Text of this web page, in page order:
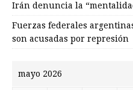
Irán denuncia la
Fuerzas federales
son acusadas por represión
mayo 2026